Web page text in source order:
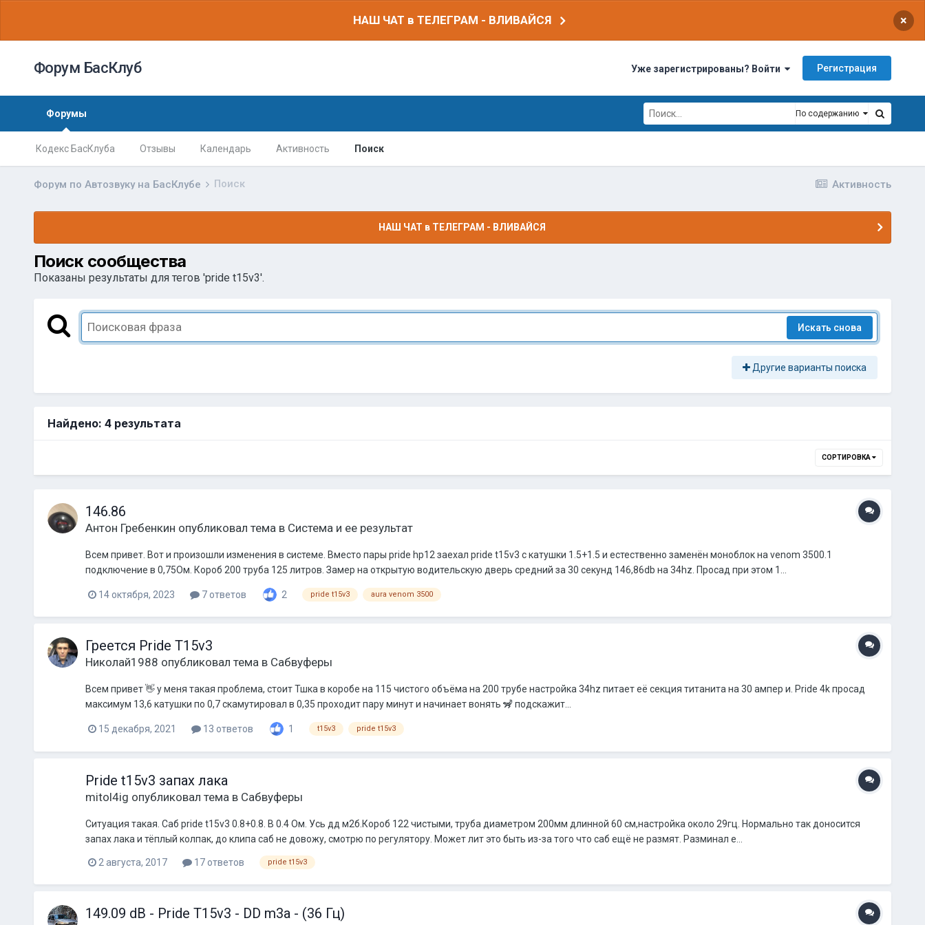
НАШ ЧАТ в ТЕЛЕГРАМ - ВЛИВАЙСЯ ×
Форум БасКлуб Уже зарегистрированы? Войти Регистрация
Форумы
Кодекс БасКлуба Отзывы Календарь Активность Поиск
По содержанию
Активность
Форум по Автозвуку на БасКлубе Поиск
НАШ ЧАТ в ТЕЛЕГРАМ - ВЛИВАЙСЯ
Поиск сообщества
Показаны результаты для тегов 'pride t15v3'.
Искать снова
Другие варианты поиска
Найдено: 4 результата
СОРТИРОВКА
146.86
Антон Гребенкин опубликовал тема в Система и ее результат
Всем привет. Вот и произошли изменения в системе. Вместо пары pride hp12 заехал pride t15v3 с катушки 1.5+1.5 и естественно заменён моноблок на venom 3500.1
подключение в 0,75Ом. Короб 200 труба 125 литров. Замер на открытую водительскую дверь средний за 30 секунд 146,86db на 34hz. Просад при этом 1...
14 октября, 2023 7 ответов 2 pride t15v3 aura venom 3500
Греется Pride T15v3
Николай1988 опубликовал тема в Сабвуферы
Всем привет 👋 у меня такая проблема, стоит Тшка в коробе на 115 чистого объёма на 200 трубе настройка 34hz питает её секция титанита на 30 ампер и. Pride 4k просад
максимум 13,6 катушки по 0,7 скамутировал в 0,35 проходит пару минут и начинает вонять 🦨 подскажит...
15 декабря, 2021 13 ответов 1 t15v3 pride t15v3
Pride t15v3 запах лака
mitol4ig опубликовал тема в Сабвуферы
Ситуация такая. Саб pride t15v3 0.8+0.8. В 0.4 Ом. Усь дд м2б.Короб 122 чистыми, труба диаметром 200мм длинной 60 см,настройка около 29гц. Нормально так доносится
запах лака и тёплый колпак, до клипа саб не довожу, смотрю по регулятору. Может лит это быть из-за того что саб ещё не размят. Разминал е...
2 августа, 2017 17 ответов pride t15v3
149.09 dB - Pride T15v3 - DD m3a - (36 Гц)